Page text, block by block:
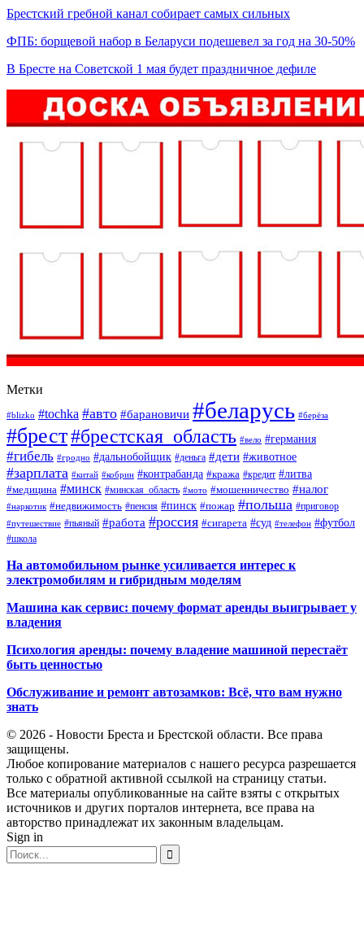
Брестский гребной канал собирает самых сильных
ФПБ: борщевой набор в Беларуси подешевел за год на 30-50%
В Бресте на Советской 1 мая будет праздничное дефиле
Метки
#blizko #tochka #авто #барановичи #беларусь #берёза
#брест#брестская_область #вело #германия
#гибель #гродно #дальнобойщик #деньга #дети #животное
#зарплата #китай #кобрин #контрабанда #кража #кредит #литва
#медицина #минск #минская_область #мото #мошенничество #налог
#наркотик #недвижимость #пенсия #пинск #пожар #польша #приговор
#путешествие #пьяный #работа #россия #сигарета #суд #телефон #футбол
#школа
На автомобильном рынке усиливается интерес к
электромобилям и гибридным моделям
Машина как сервис: почему формат аренды выигрывает у
владения
Психология аренды: почему владение машиной перестаёт
быть ценностью
Обслуживание и ремонт автозамков: Всё, что вам нужно
знать
© 2026 - Новости Бреста и Брестской области. Все права
защищены.
Любое копирование материалов с нашего ресурса разрешается
только с обратной активной ссылкой на страницу статьи.
Все материалы опубликованные на сайте взяты с открытых
источников и других порталов интернета, все права на
авторство принадлежат их законным владельцам.
Sign in